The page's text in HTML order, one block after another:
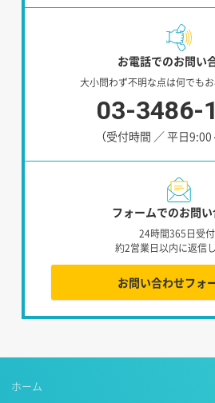
お電話でのお問い
大小問わず不明な点は何でもお
03-3486-
（受付時間 ／ 平日9:00
フォームでのお問
24時間365日受付
約2営業日以内に返信し
お問い合わせフォ
ホーム